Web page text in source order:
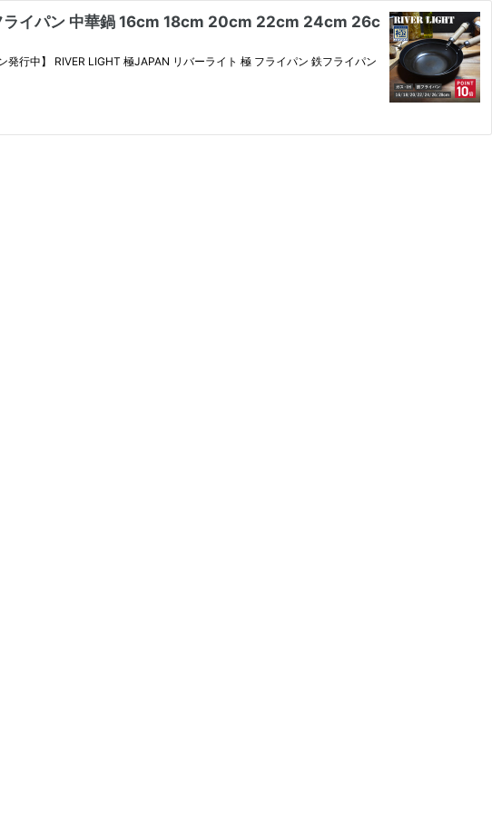
ライパン 中華鍋 16cm 18cm 20cm 22cm 24cm 26c
行中】 RIVER LIGHT 極JAPAN リバーライト 極 フライパン 鉄フライパン